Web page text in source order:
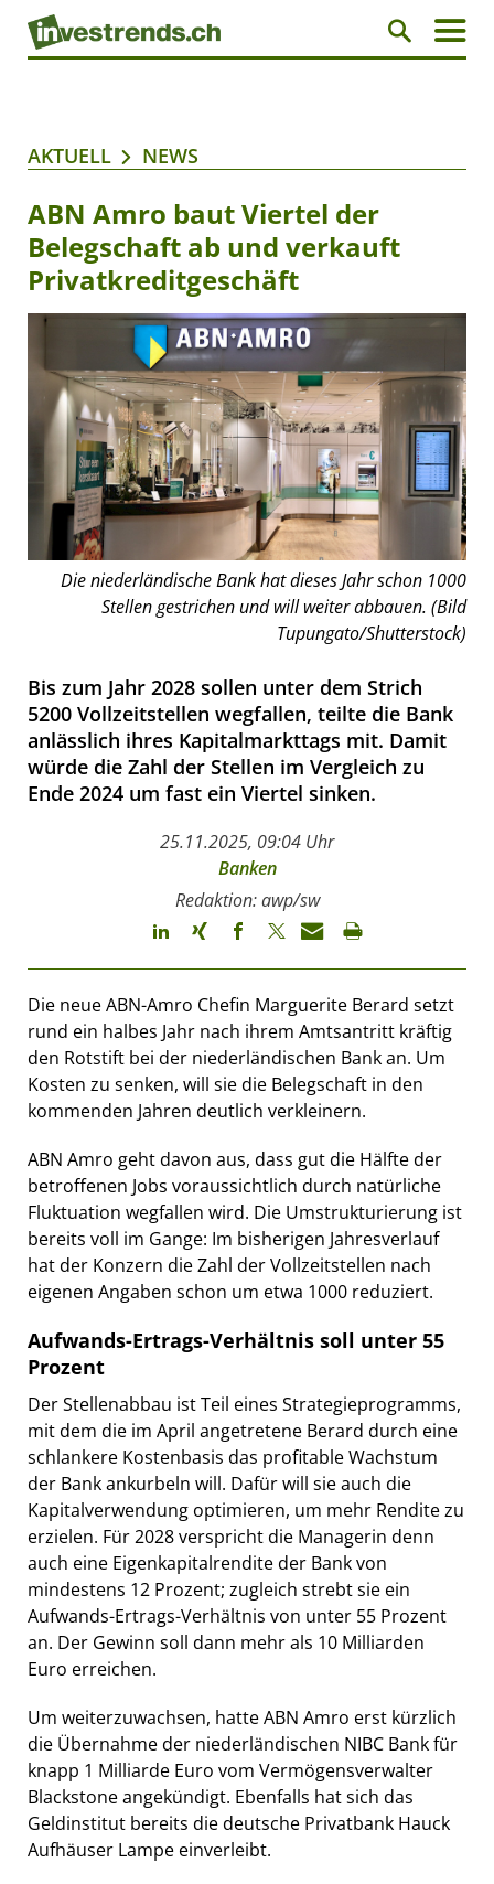
AKTUELL NEWS
ABN Amro baut Viertel der
Belegschaft ab und verkauft
Privatkreditgeschäft
Die niederländische Bank hat dieses Jahr schon 1000
Stellen gestrichen und will weiter abbauen. (Bild
Tupungato/Shutterstock)
Bis zum Jahr 2028 sollen unter dem Strich
5200 Vollzeitstellen wegfallen, teilte die Bank
anlässlich ihres Kapitalmarkttags mit. Damit
würde die Zahl der Stellen im Vergleich zu
Ende 2024 um fast ein Viertel sinken.
25.11.2025, 09:04 Uhr
Banken
Redaktion: awp/sw
Die neue ABN-Amro Chefin Marguerite Berard setzt
rund ein halbes Jahr nach ihrem Amtsantritt kräftig
den Rotstift bei der niederländischen Bank an. Um
Kosten zu senken, will sie die Belegschaft in den
kommenden Jahren deutlich verkleinern.
ABN Amro geht davon aus, dass gut die Hälfte der
betroffenen Jobs voraussichtlich durch natürliche
Fluktuation wegfallen wird. Die Umstrukturierung ist
bereits voll im Gange: Im bisherigen Jahresverlauf
hat der Konzern die Zahl der Vollzeitstellen nach
eigenen Angaben schon um etwa 1000 reduziert.
Aufwands-Ertrags-Verhältnis soll unter 55
Prozent
Der Stellenabbau ist Teil eines Strategieprogramms,
mit dem die im April angetretene Berard durch eine
schlankere Kostenbasis das profitable Wachstum
der Bank ankurbeln will. Dafür will sie auch die
Kapitalverwendung optimieren, um mehr Rendite zu
erzielen. Für 2028 verspricht die Managerin denn
auch eine Eigenkapitalrendite der Bank von
mindestens 12 Prozent; zugleich strebt sie ein
Aufwands-Ertrags-Verhältnis von unter 55 Prozent
an. Der Gewinn soll dann mehr als 10 Milliarden
Euro erreichen.
Um weiterzuwachsen, hatte ABN Amro erst kürzlich
die Übernahme der niederländischen NIBC Bank für
knapp 1 Milliarde Euro vom Vermögensverwalter
Blackstone angekündigt. Ebenfalls hat sich das
Geldinstitut bereits die deutsche Privatbank Hauck
Aufhäuser Lampe einverleibt.